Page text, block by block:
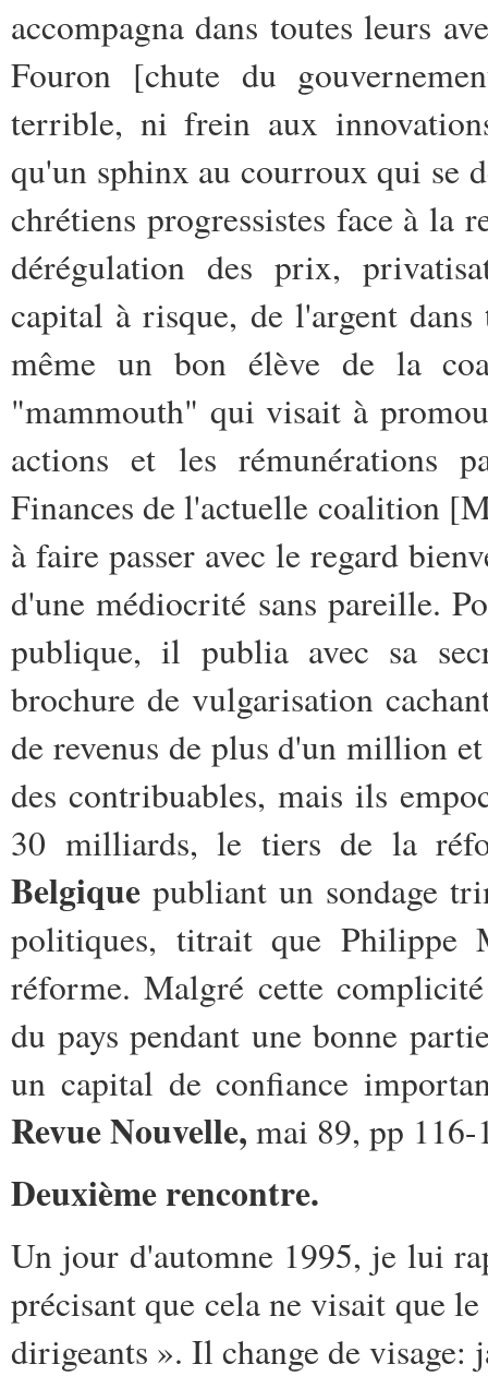
accompagna dans toutes leurs
Fouron [chute du
terrible, ni frein aux
qu'un sphinx au courroux qui se
chrétiens progressistes face à la
dérégulation des prix,
capital à risque, de l'argent
même un bon élève de la
"mammouth" qui visait à
actions et les rémunérations
Finances de l'actuelle coalition
à faire passer avec le regard
d'une médiocrité sans pareille.
publique, il publia avec sa
brochure de vulgarisation
de revenus de plus d'un million
des contribuables, mais ils
30 milliards, le tiers de la
Belgique publiant un sondage
politiques, titrait que Philippe
réforme. Malgré cette
du pays pendant une bonne
un capital de confiance
Revue Nouvelle, mai 89, pp 116-
Deuxième rencontre.
Un jour d'automne 1995, je lui
précisant que cela ne visait que
dirigeants ». Il change de visage: